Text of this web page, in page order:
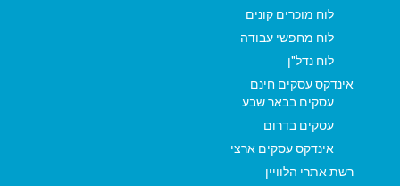
לוח מוכרים קונים
לוח מחפשי עבודה
לוח נדל"ן
אינדקס עסקים חינם
עסקים בבאר שבע
עסקים בדרום
אינדקס עסקים ארצי
רשת אתרי הלוויין